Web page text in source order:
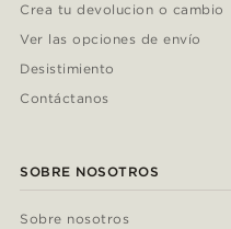
Crea tu devolucion o cambio
Ver las opciones de envío
Desistimiento
Contáctanos
SOBRE NOSOTROS
Sobre nosotros